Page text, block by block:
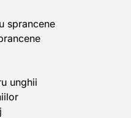
sprancene
unghii